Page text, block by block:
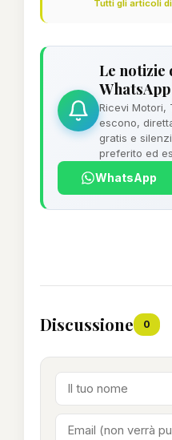
Tutti gli articoli
Le notizie
Ricevi Motori,
escono,
gratis e
preferito ed
WhatsApp
Discussione 0